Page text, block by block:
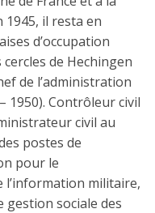
1945, il resta en
d’occupation
de Hechingen
de l’administration
1950). Contrôleur civil
civil au
postes de
pour le
l’information militaire,
sociale des